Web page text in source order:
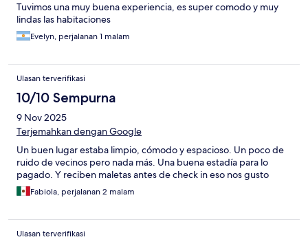
Tuvimos una muy buena experiencia, es super comodo y muy
lindas las habitaciones
Evelyn, perjalanan 1 malam
Ulasan terverifikasi
10/10 Sempurna
9 Nov 2025
Terjemahkan dengan Google
Un buen lugar estaba limpio, cómodo y espacioso. Un poco de
ruido de vecinos pero nada más. Una buena estadía para lo
pagado. Y reciben maletas antes de check in eso nos gusto
Fabiola, perjalanan 2 malam
Ulasan terverifikasi